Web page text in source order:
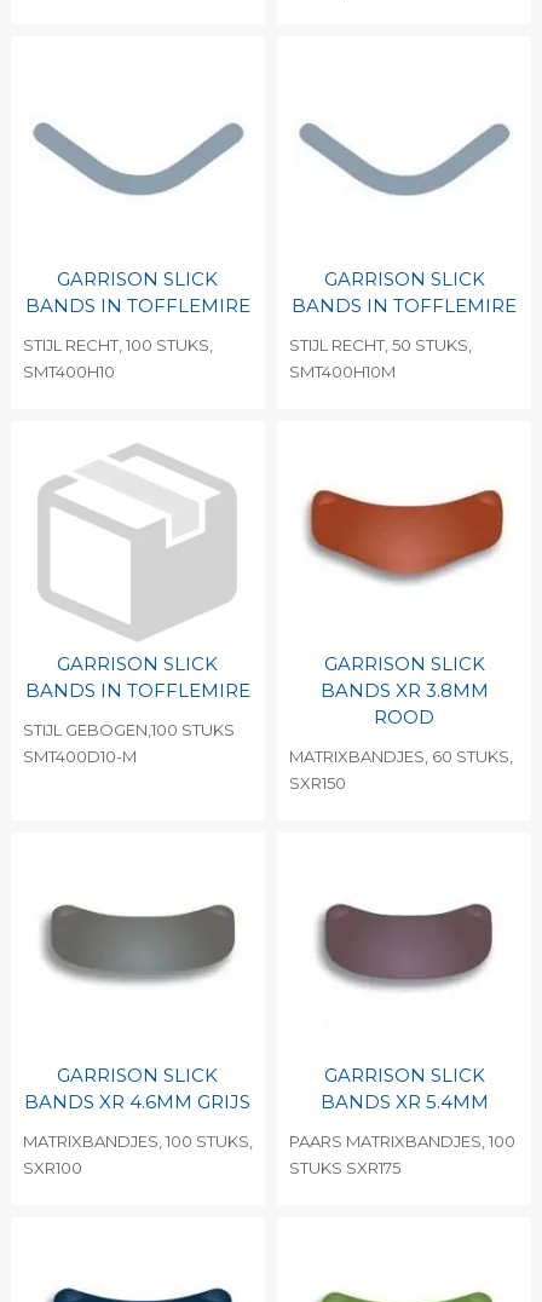
GARRISON SLICK
BANDS IN TOFFLEMIRE
STIJL RECHT, 100 STUKS,
SMT400H10
GARRISON SLICK
BANDS IN TOFFLEMIRE
STIJL RECHT, 50 STUKS,
SMT400H10M
GARRISON SLICK
BANDS IN TOFFLEMIRE
STIJL GEBOGEN,100 STUKS
SMT400D10-M
GARRISON SLICK
BANDS XR 3.8MM
ROOD
MATRIXBANDJES, 60 STUKS,
SXR150
GARRISON SLICK
BANDS XR 4.6MM GRIJS
MATRIXBANDJES, 100 STUKS,
SXR100
GARRISON SLICK
BANDS XR 5.4MM
PAARS MATRIXBANDJES, 100
STUKS SXR175